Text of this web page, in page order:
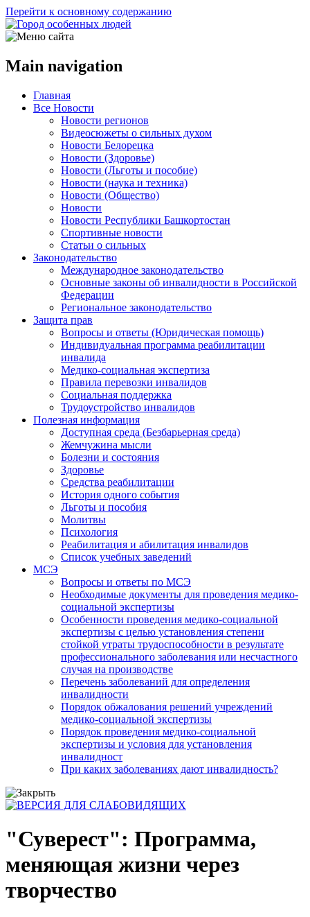
Перейти к основному содержанию
Main navigation
Главная
Все Новости
Новости регионов
Видеосюжеты о сильных духом
Новости Белорецка
Новости (Здоровье)
Новости (Льготы и пособие)
Новости (наука и техника)
Новости (Общество)
Новости
Новости Республики Башкортостан
Спортивные новости
Статьи о сильных
Законодательство
Международное законодательство
Основные законы об инвалидности в Российской
Федерации
Региональное законодательство
Защита прав
Вопросы и ответы (Юридическая помощь)
Индивидуальная программа реабилитации
инвалида
Медико-социальная экспертиза
Правила перевозки инвалидов
Социальная поддержка
Трудоустройство инвалидов
Полезная информация
Доступная среда (Безбарьерная среда)
Жемчужина мысли
Болезни и состояния
Здоровье
Средства реабилитации
История одного события
Льготы и пособия
Молитвы
Психология
Реабилитация и абилитация инвалидов
Список учебных заведений
МСЭ
Вопросы и ответы по МСЭ
Необходимые документы для проведения медико-
социальной экспертизы
Особенности проведения медико-социальной
экспертизы с целью установления степени
стойкой утраты трудоспособности в результате
профессионального заболевания или несчастного
случая на производстве
Перечень заболеваний для определения
инвалидности
Порядок обжалования решений учреждений
медико-социальной экспертизы
Порядок проведения медико-социальной
экспертизы и условия для установления
инвалидност
При каких заболеваниях дают инвалидность?
"Суверест": Программа,
меняющая жизни через
творчество